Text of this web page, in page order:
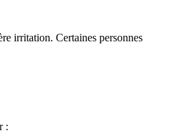
irritation. Certaines personnes
: